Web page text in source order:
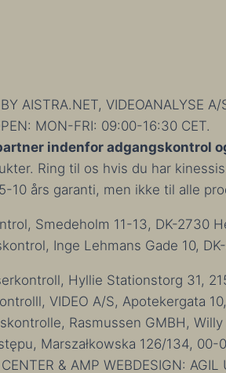
AISTRA.NET, VIDEOANALYSE A/
MON-FRI: 09:00-16:30 CET.
indenfor adgangskontrol
Ring til os hvis du har
10 års garanti, men ikke til alle
Smedeholm 11-13, DK-2730
Inge Lehmans Gade 10,
Hyllie Stationstorg 31,
VIDEO A/S, Apotekergata
Rasmussen GMBH,
Marszałkowska 126/134,
& AMP WEBDESIGN: AGIL